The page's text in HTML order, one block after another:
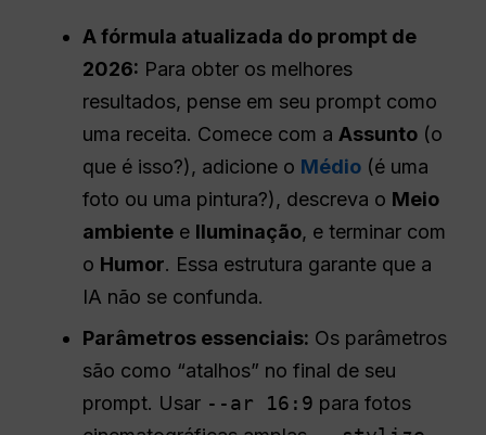
A fórmula atualizada do prompt de
2026: Para obter os melhores
resultados, pense em seu prompt como
uma receita. Comece com a Assunto (o
que é isso?), adicione o Médio (é uma
foto ou uma pintura?), descreva o Meio
ambiente e Iluminação, e terminar com
o Humor. Essa estrutura garante que a
IA não se confunda.
Parâmetros essenciais: Os parâmetros
são como “atalhos” no final de seu
prompt. Usar --ar 16:9 para fotos